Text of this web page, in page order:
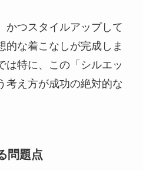
かつスタイルアップして
的な着こなしが完成しま
は特に、この「シルエッ
考え方が成功の絶対的な
問題点